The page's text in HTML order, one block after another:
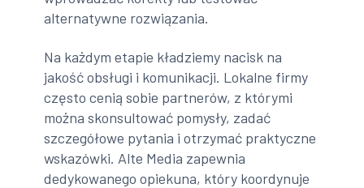
alternatywne rozwiązania.
Na każdym etapie kładziemy nacisk na
jakość obsługi i komunikacji. Lokalne firmy
często cenią sobie partnerów, z którymi
można skonsultować pomysły, zadać
szczegółowe pytania i otrzymać praktyczne
wskazówki. Alte Media zapewnia
dedykowanego opiekuna, który koordynuje